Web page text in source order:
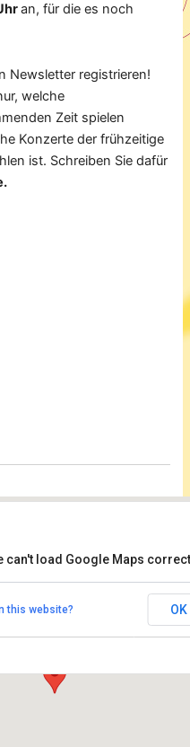
an, für die es noch
Newsletter registrieren!
welche
Zeit spielen
Konzerte der frühzeitige
ist. Schreiben Sie dafür
90-92 - Berlin
can't load Google Maps
this website? OK